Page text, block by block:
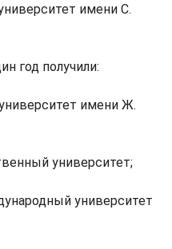
имени С.
год получили:
имени Ж.
университет;
университет